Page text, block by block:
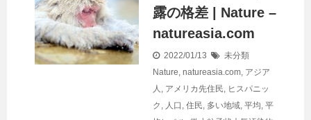
露の格差 | Nature –
natureasia.com
2022/01/13
未分類
Nature, natureasia.com, アジア
人 , アメリカ先住民, ヒスパニッ
ク , 人口 , 住民, 多い地域, 平均, 平